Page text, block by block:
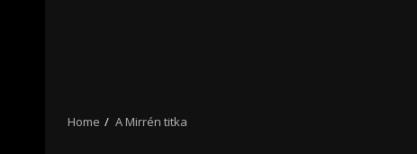
Home A Mirrén titka